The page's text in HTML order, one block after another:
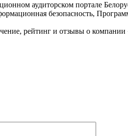
аудиторском портале
безопасность,
рейтинг и отзывы о